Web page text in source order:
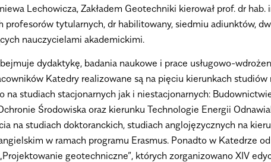
Lechowicza, Zakładem Geotechniki kierował prof. dr
profesorów tytularnych, dr habilitowany, siedmiu adiunktów,
nauczycielami akademickimi.
dydaktykę, badania naukowe i prace usługowo-
Katedry realizowane są na pięciu kierunkach
na studiach stacjonarnych jak i niestacjonarnych:
Środowiska oraz kierunku Technologie Energii
na studiach doktoranckich, studiach anglojęzycznych na
w ramach programu Erasmus. Ponadto w Katedrze
geotechniczne”, których zorganizowano XIV